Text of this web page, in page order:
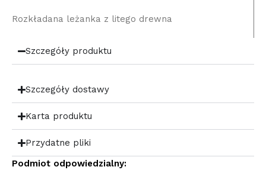
Rozkładana leżanka z litego drewna
Szczegóły produktu
Szczegóły dostawy
Karta produktu
Przydatne pliki
Podmiot odpowiedzialny: